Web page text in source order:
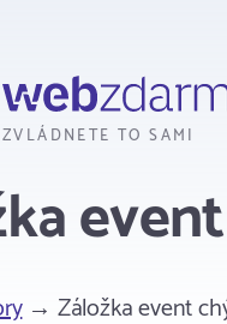
ZVLÁDNETE TO SAMI
→ Záložka event